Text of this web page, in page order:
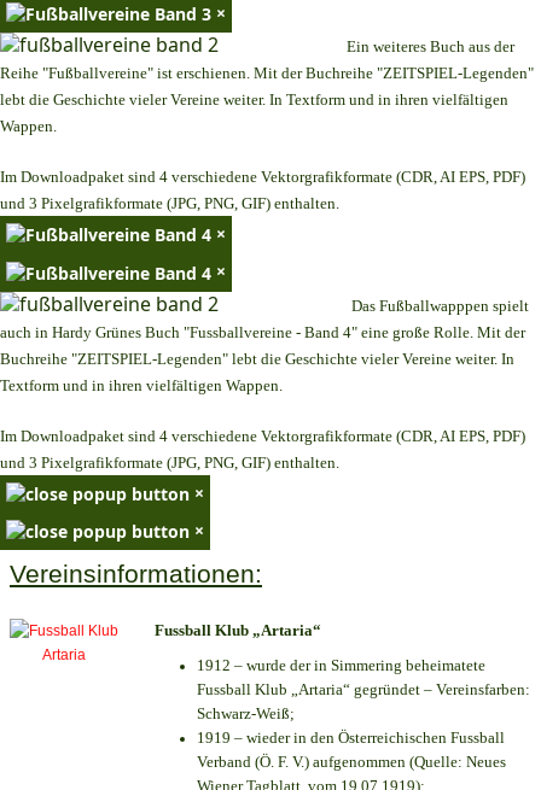
×
Ein weiteres Buch aus der
Reihe "Fußballvereine" ist erschienen. Mit der Buchreihe "ZEITSPIEL-Legenden"
lebt die Geschichte vieler Vereine weiter. In Textform und in ihren vielfältigen
Wappen.
Im Downloadpaket sind 4 verschiedene Vektorgrafikformate (CDR, AI EPS, PDF)
und 3 Pixelgrafikformate (JPG, PNG, GIF) enthalten.
×
×
Das Fußballwapppen spielt
auch in Hardy Grünes Buch "Fussballvereine - Band 4" eine große Rolle. Mit der
Buchreihe "ZEITSPIEL-Legenden" lebt die Geschichte vieler Vereine weiter. In
Textform und in ihren vielfältigen Wappen.
Im Downloadpaket sind 4 verschiedene Vektorgrafikformate (CDR, AI EPS, PDF)
und 3 Pixelgrafikformate (JPG, PNG, GIF) enthalten.
×
×
Vereinsinformationen:
Fussball Klub „Artaria“
1912 – wurde der in Simmering beheimatete
Fussball Klub „Artaria“ gegründet – Vereinsfarben:
Schwarz-Weiß;
1919 – wieder in den Österreichischen Fussball
Verband (Ö. F. V.) aufgenommen (Quelle: Neues
Wiener Tagblatt, vom 19.07.1919);